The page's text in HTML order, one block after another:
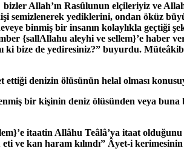
Allah’ın Rasûlunun elçileriyiz ve
semizlenerek yediklerini, ondan öküz
binmiş bir insanın kolaylıkla geçtiği
{sallAllahu aleyhi ve sellem}’e haber
ki bize de yediresiniz?” buyurdu.
ettiği denizin ölüsünün helal olması
bir kişinin deniz ölüsünden veya
’e itaatin Allâhu Teâlâ’ya itaat
ve kan haram kılındı” Âyet-i